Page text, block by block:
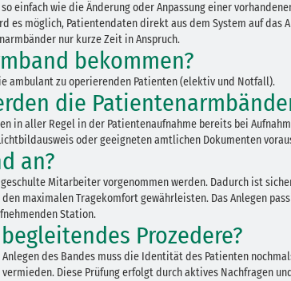
einfach wie die Änderung oder Anpassung einer
es möglich, Patientendaten direkt aus dem System auf das
nur kurze Zeit in Anspruch.
bekommen?
ambulant zu operierenden Patienten (elektiv und Notfall).
die
in aller Regel in der Patientenaufnahme bereits bei
oder geeigneten amtlichen Dokumenten
an?
Mitarbeiter vorgenommen werden. Dadurch ist
maximalen Tragekomfort gewährleisten. Das Anlegen
Station.
Prozedere?
Anlegen des Bandes muss die Identität des Patienten
Diese Prüfung erfolgt durch aktives Nachfragen